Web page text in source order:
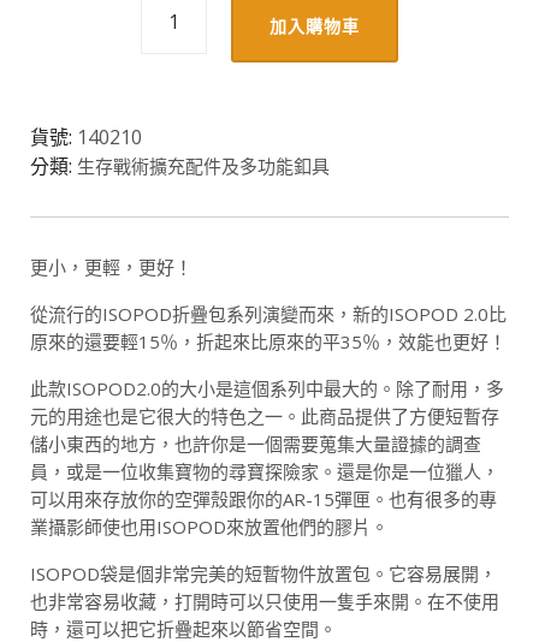
大
數
加入購物車
貨號: 140210
分類: 生存戰術擴充配件及多功能釦具
更小，更輕，更好！
從流行的ISOPOD折疊包系列演變而來，新的ISOPOD 2.0比
原來的還要輕15％，折起來比原來的平35％，效能也更好！
此款ISOPOD2.0的大小是這個系列中最大的。除了耐用，多
元的用途也是它很大的特色之一。此商品提供了方便短暫存
儲小東西的地方，也許你是一個需要蒐集大量證據的調查
員，或是一位收集寶物的尋寶探險家。還是你是一位獵人，
可以用來存放你的空彈殼跟你的AR-15彈匣。也有很多的專
業攝影師使也用ISOPOD來放置他們的膠片。
ISOPOD袋是個非常完美的短暫物件放置包。它容易展開，
也非常容易收藏，打開時可以只使用一隻手來開。在不使用
時，還可以把它折疊起來以節省空間。